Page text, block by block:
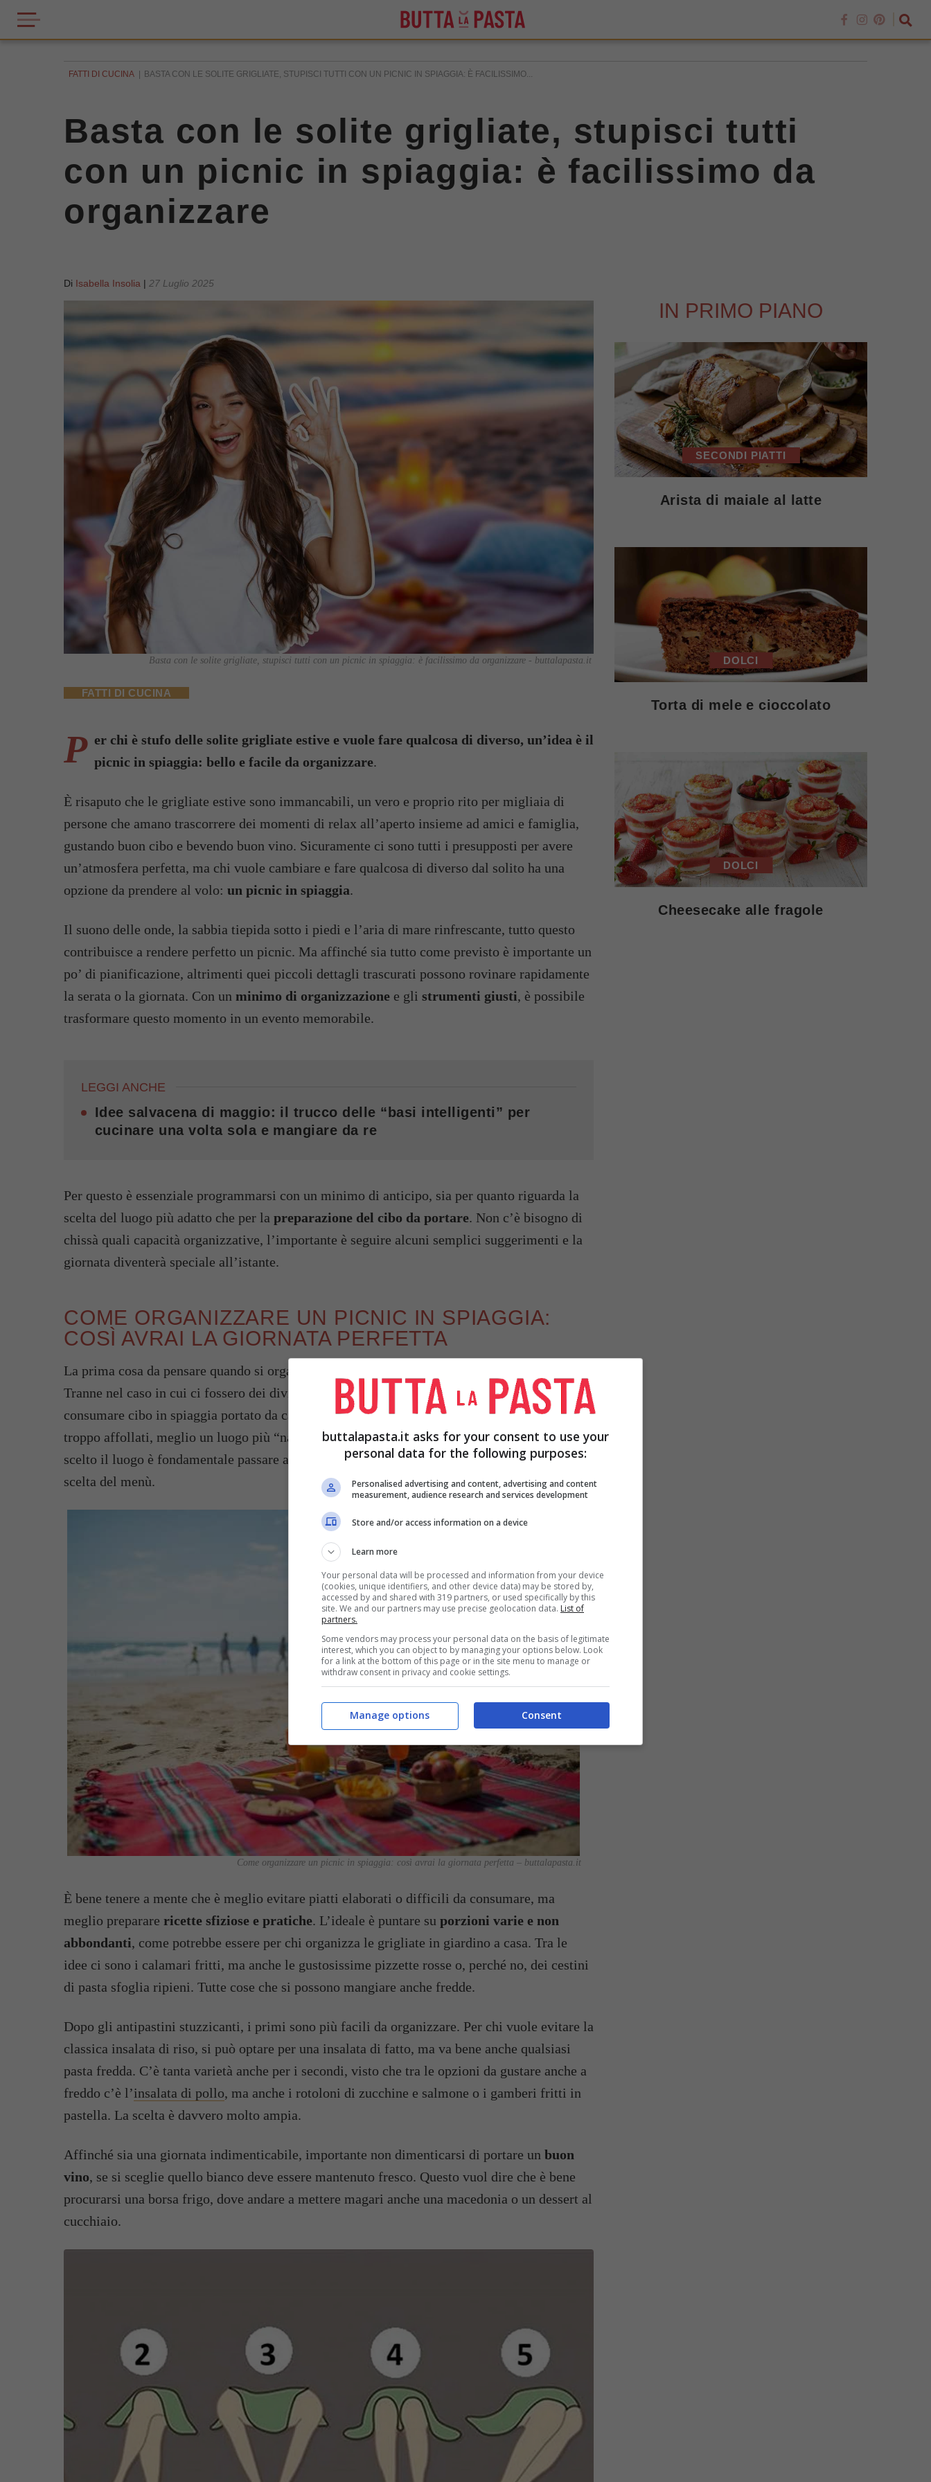
FATTI DI CUCINA BASTA CON LE SOLITE GRIGLIATE, STUPISCI TUTTI CON UN PICNIC IN SPIAGGIA: È FACILISSIMO...
Basta con le solite grigliate, stupisci tutti
con un picnic in spiaggia: è facilissimo da
organizzare
Di Isabella Insolia | 27 Luglio 2025
Basta con le solite grigliate, stupisci tutti con un picnic in spiaggia: è facilissimo da organizzare - buttalapasta.it
FATTI DI CUCINA
P er chi è stufo delle solite grigliate estive e vuole fare qualcosa di diverso, un’idea è il
picnic in spiaggia: bello e facile da organizzare.
È risaputo che le grigliate estive sono immancabili, un vero e proprio rito per migliaia di
persone che amano trascorrere dei momenti di relax all’aperto insieme ad amici e famiglia,
gustando buon cibo e bevendo buon vino. Sicuramente ci sono tutti i presupposti per avere
un’atmosfera perfetta, ma chi vuole cambiare e fare qualcosa di diverso dal solito ha una
opzione da prendere al volo: un picnic in spiaggia.
Il suono delle onde, la sabbia tiepida sotto i piedi e l’aria di mare rinfrescante, tutto questo
contribuisce a rendere perfetto un picnic. Ma affinché sia tutto come previsto è importante un
po’ di pianificazione, altrimenti quei piccoli dettagli trascurati possono rovinare rapidamente
la serata o la giornata. Con un minimo di organizzazione e gli strumenti giusti, è possibile
trasformare questo momento in un evento memorabile.
LEGGI ANCHE
Idee salvacena di maggio: il trucco delle “basi intelligenti” per
cucinare una volta sola e mangiare da re
Per questo è essenziale programmarsi con un minimo di anticipo, sia per quanto riguarda la
scelta del luogo più adatto che per la preparazione del cibo da portare. Non c’è bisogno di
chissà quali capacità organizzative, l’importante è seguire alcuni semplici suggerimenti e la
giornata diventerà speciale all’istante.
COME ORGANIZZARE UN PICNIC IN SPIAGGIA:
COSÌ AVRAI LA GIORNATA PERFETTA
La prima cosa da pensare quando si organizza un picnic in spiaggia è la
Tranne nel caso in cui ci fossero dei divieti comunali o regionali, non c’è divieto di
consumare cibo in spiaggia portato da casa. L’unica cosa è meglio evitare lidi attrezzati e
troppo affollati, meglio un luogo più “nascosto” e distante dal turismo di massa. Dopo aver
scelto il luogo è fondamentale passare a quello che si considera il momento principale: la
scelta del menù.
Come organizzare un picnic in spiaggia: così avrai la giornata perfetta – buttalapasta.it
È bene tenere a mente che è meglio evitare piatti elaborati o difficili da consumare, ma
meglio preparare ricette sfiziose e pratiche. L’ideale è puntare su porzioni varie e non
abbondanti, come potrebbe essere per chi organizza le grigliate in giardino a casa. Tra le
idee ci sono i calamari fritti, ma anche le gustosissime pizzette rosse o, perché no, dei cestini
di pasta sfoglia ripieni. Tutte cose che si possono mangiare anche fredde.
Dopo gli antipastini stuzzicanti, i primi sono più facili da organizzare. Per chi vuole evitare la
classica insalata di riso, si può optare per una insalata di fatto, ma va bene anche qualsiasi
pasta fredda. C’è tanta varietà anche per i secondi, visto che tra le opzioni da gustare anche a
freddo c’è l’insalata di pollo, ma anche i rotoloni di zucchine e salmone o i gamberi fritti in
pastella. La scelta è davvero molto ampia.
Affinché sia una giornata indimenticabile, importante non dimenticarsi di portare un buon
vino, se si sceglie quello bianco deve essere mantenuto fresco. Questo vuol dire che è bene
procurarsi una borsa frigo, dove andare a mettere magari anche una macedonia o un dessert al
cucchiaio.
IN PRIMO PIANO
SECONDI PIATTI
Arista di maiale al latte
DOLCI
Torta di mele e cioccolato
DOLCI
Cheesecake alle fragole
buttalapasta.it asks for your consent to use your
personal data for the following purposes:
Personalised advertising and content, advertising and content
measurement, audience research and services development
Store and/or access information on a device
Learn more
Your personal data will be processed and information from your device
(cookies, unique identifiers, and other device data) may be stored by,
accessed by and shared with 319 partners, or used specifically by this
site. We and our partners may use precise geolocation data. List of
partners.
Some vendors may process your personal data on the basis of legitimate
interest, which you can object to by managing your options below. Look
for a link at the bottom of this page or in the site menu to manage or
withdraw consent in privacy and cookie settings.
Consent
Manage options